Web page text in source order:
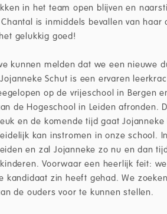
in het team open blijven en
is inmiddels bevallen van haar
gelukkig goed!
kunnen melden dat we een nieuwe
Schut is een ervaren
op de vrijeschool in Bergen
de Hogeschool in Leiden afronden.
en de komende tijd gaat
kan instromen in onze school.
en zal Jojanneke zo nu en dan
Voorwaar een heerlijk feit:
kandidaat zin heeft gehad. We
de ouders voor te kunnen stellen.